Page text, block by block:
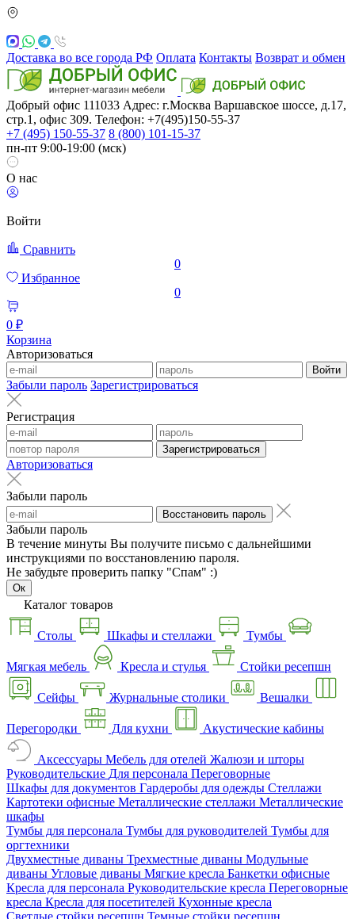
Доставка во все города РФ Оплата Контакты Возврат и обмен
Добрый офис 111033 Адрес: г.Москва Варшавское шоссе, д.17,
стр.1, офис 309. Телефон: +7(495)150-55-37
+7 (495) 150-55-37 8 (800) 101-15-37
пн-пт 9:00-19:00 (мск)
О нас
Войти
Сравнить
0
Избранное
0
0 ₽
Корзина
Авторизоваться
Войти
Забыли пароль Зарегистрироваться
Регистрация
Зарегистрироваться
Авторизоваться
Забыли пароль
Восстановить пароль
Забыли пароль
В течение минуты Вы получите письмо с дальнейшими
инструкциями по восстановлению пароля.
Не забудьте проверить папку "Спам" :)
Ок
Каталог товаров
Столы Шкафы и стеллажи Тумбы
Мягкая мебель Кресла и стулья Стойки ресепшн
Сейфы Журнальные столики Вешалки
Перегородки Для кухни Акустические кабины
Аксессуары Мебель для отелей Жалюзи и шторы
Руководительские Для персонала Переговорные
Шкафы для документов Гардеробы для одежды Стеллажи
Картотеки офисные Металлические стеллажи Металлические
шкафы
Тумбы для персонала Тумбы для руководителей Тумбы для
оргтехники
Двухместные диваны Трехместные диваны Модульные
диваны Угловые диваны Мягкие кресла Банкетки офисные
Кресла для персонала Руководительские кресла Переговорные
кресла Кресла для посетителей Кухонные кресла
Светлые стойки ресепшн Темные стойки ресепшн